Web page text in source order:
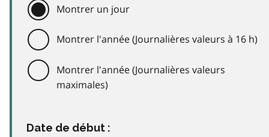
Montrer un jour
Montrer l'année (Journalières valeurs à 16 h)
Montrer l'année (Journalières valeurs
maximales)
Date de début :